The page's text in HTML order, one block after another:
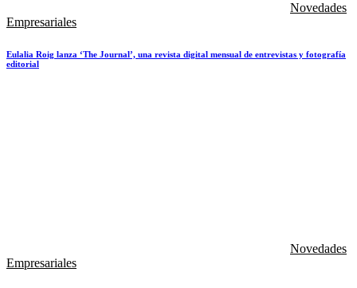
Novedades
Empresariales
Eulalia Roig lanza ‘The Journal’, una revista digital mensual de entrevistas y fotografía
editorial
Novedades
Empresariales